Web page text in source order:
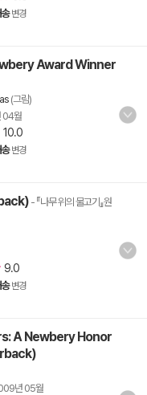
변경
Award Winner
(그림)
04월
10.0
변경
- 『나무 위의 물고기』원
9.0
변경
A Newbery Honor
년 05월